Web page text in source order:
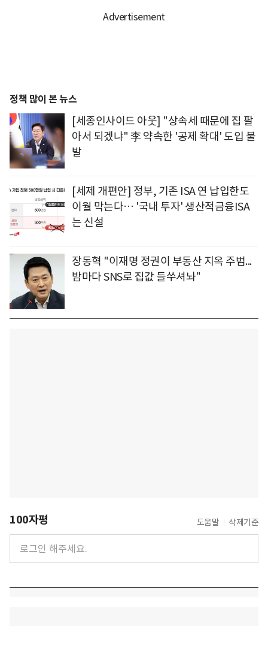
정책 많이 본 뉴스
[세종인사이드 아웃] "상속세 때문에 집 팔
아서 되겠냐" 李 약속한 '공제 확대' 도입 불
발
[세제 개편안] 정부, 기존 ISA 연 납입한도
이월 막는다… '국내 투자' 생산적금융ISA
는 신설
장동혁 "이재명 정권이 부동산 지옥 주범...
밤마다 SNS로 집값 들쑤셔놔"
100자평 도움말 삭제기준